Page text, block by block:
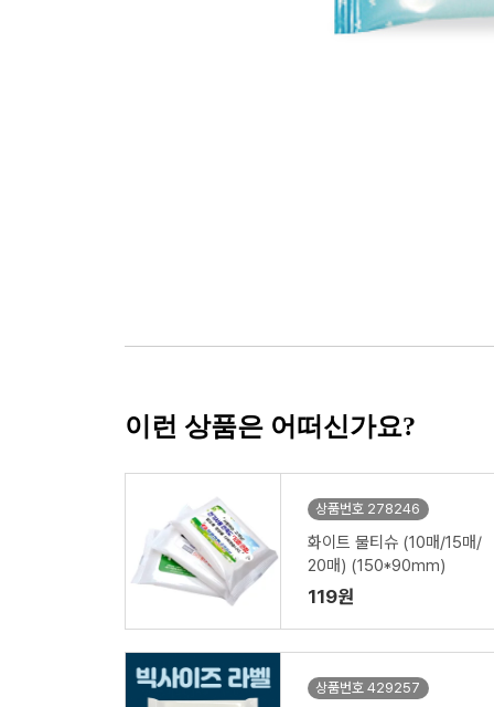
이런 상품은 어떠신가요?
상품번호 278246
화이트 물티슈 (10매/15매/
20매) (150*90mm)
119원
상품번호 429257